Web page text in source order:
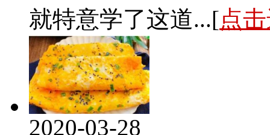
就特意学了这道...[点
2020-03-28